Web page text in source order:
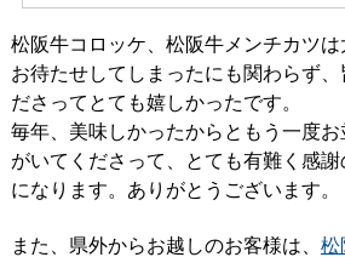
松阪牛コロッケ、松阪牛メンチカツ
お待たせしてしまったにも関わらず、
ださってとても嬉しかったです。
毎年、美味しかったからともう一度
がいてくださって、とても有難く感
になります。ありがとうございます。
また、県外からお越しのお客様は、 松